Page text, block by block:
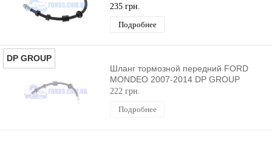
235 грн.
Подробнее
DP GROUP
Шланг тормозной передний FORD
MONDEO 2007-2014 DP GROUP
222 грн.
Подробнее